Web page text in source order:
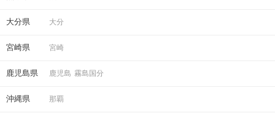
大分県 大分
宮崎県 宮崎
鹿児島県 鹿児島 霧島国分
沖縄県 那覇